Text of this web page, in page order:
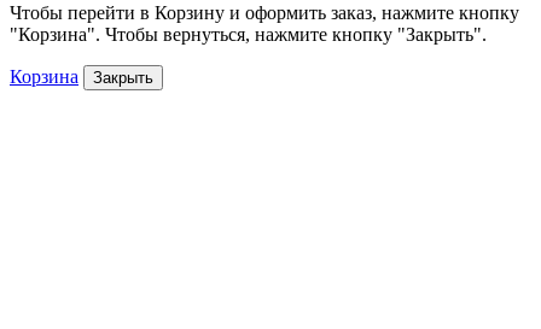
Чтобы перейти в Корзину и оформить заказ, нажмите кнопку
"Корзина". Чтобы вернуться, нажмите кнопку "Закрыть".
Корзина Закрыть